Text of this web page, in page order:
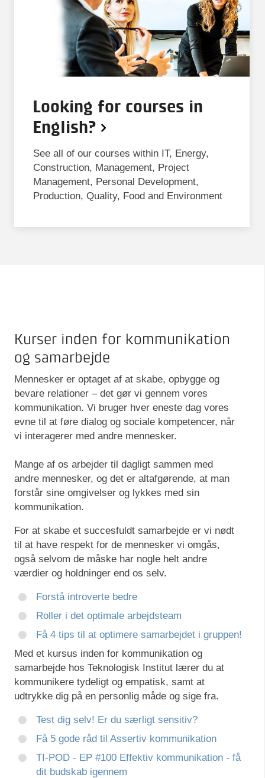
Looking for courses in
English?
See all of our courses within IT, Energy,
Construction, Management, Project
Management, Personal Development,
Production, Quality, Food and Environment
Kurser inden for kommunikation
og samarbejde
Mennesker er optaget af at skabe, opbygge og
bevare relationer – det gør vi gennem vores
kommunikation. Vi bruger hver eneste dag vores
evne til at føre dialog og sociale kompetencer, når
vi interagerer med andre mennesker.
Mange af os arbejder til dagligt sammen med
andre mennesker, og det er altafgørende, at man
forstår sine omgivelser og lykkes med sin
kommunikation.
For at skabe et succesfuldt samarbejde er vi nødt
til at have respekt for de mennesker vi omgås,
også selvom de måske har nogle helt andre
værdier og holdninger end os selv.
Forstå introverte bedre
Roller i det optimale arbejdsteam
Få 4 tips til at optimere samarbejdet i gruppen!
Med et kursus inden for kommunikation og
samarbejde hos Teknologisk Institut lærer du at
kommunikere tydeligt og empatisk, samt at
udtrykke dig på en personlig måde og sige fra.
Test dig selv! Er du særligt sensitiv?
Få 5 gode råd til Assertiv kommunikation
TI-POD - EP #100 Effektiv kommunikation - få
dit budskab igennem